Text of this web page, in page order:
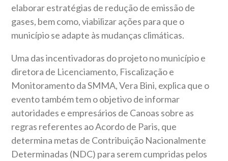
elaborar estratégias de redução de emissão de
gases, bem como, viabilizar ações para que o
município se adapte às mudanças climáticas.
Uma das incentivadoras do projeto no município e
diretora de Licenciamento, Fiscalização e
Monitoramento da SMMA, Vera Bini, explica que o
evento também tem o objetivo de informar
autoridades e empresários de Canoas sobre as
regras referentes ao Acordo de Paris, que
determina metas de Contribuição Nacionalmente
Determinadas (NDC) para serem cumpridas pelos